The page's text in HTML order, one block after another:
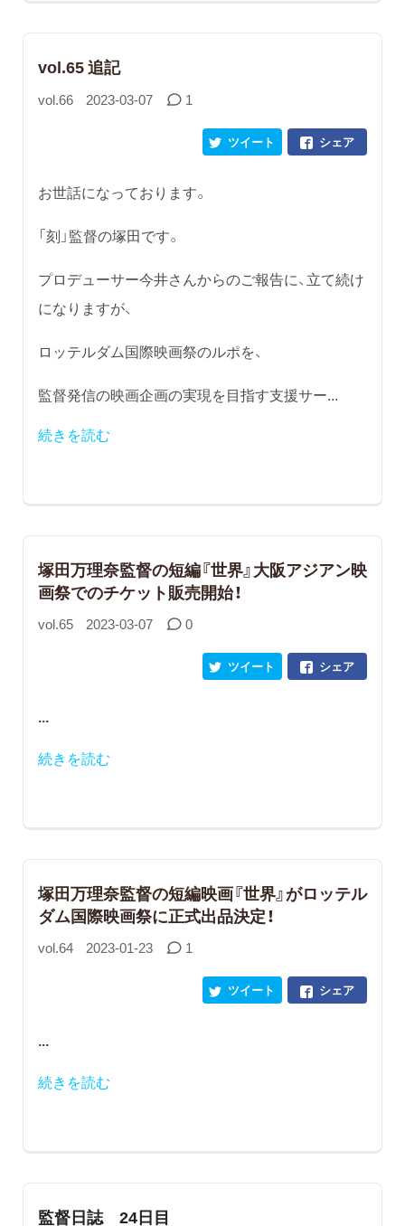
vol.65 追記
vol.66 2023-03-07 1
シェア
ツイート
お世話になっております。
「刻」監督の塚田です。
プロデューサー今井さんからのご報告に、立て続け
になりますが、
ロッテルダム国際映画祭のルポを、
監督発信の映画企画の実現を目指す支援サー...
続きを読む
塚田万理奈監督の短編『世界』大阪アジアン映
画祭でのチケット販売開始！
vol.65 2023-03-07 0
シェア
ツイート
...
続きを読む
塚田万理奈監督の短編映画『世界』がロッテル
ダム国際映画祭に正式出品決定！
vol.64 2023-01-23 1
シェア
ツイート
...
続きを読む
監督日誌 24日目